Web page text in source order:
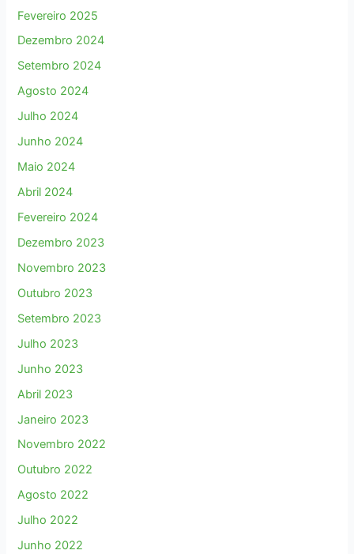
Fevereiro 2025
Dezembro 2024
Setembro 2024
Agosto 2024
Julho 2024
Junho 2024
Maio 2024
Abril 2024
Fevereiro 2024
Dezembro 2023
Novembro 2023
Outubro 2023
Setembro 2023
Julho 2023
Junho 2023
Abril 2023
Janeiro 2023
Novembro 2022
Outubro 2022
Agosto 2022
Julho 2022
Junho 2022